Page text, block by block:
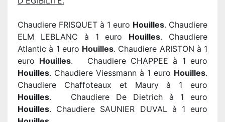
Chaudiere FRISQUET à 1 euro Houilles. Chaudiere
ELM LEBLANC à 1 euro Houilles. Chaudiere
Atlantic à 1 euro Houilles. Chaudiere ARISTON à 1
euro Houilles. Chaudiere CHAPPEE à 1 euro
Houilles. Chaudiere Viessmann à 1 euro Houilles.
Chaudiere Chaffoteaux et Maury à 1 euro
Houilles. Chaudiere De Dietrich à 1 euro
Houilles. Chaudiere SAUNIER DUVAL à 1 euro